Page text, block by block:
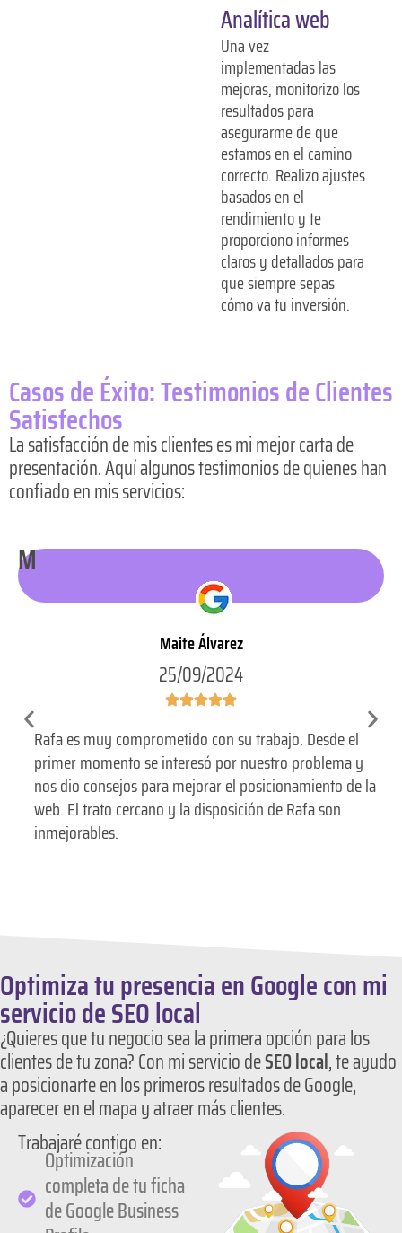
Analítica web
Una vez
implementadas las
mejoras, monitorizo los
resultados para
asegurarme de que
estamos en el camino
correcto. Realizo ajustes
basados en el
rendimiento y te
proporciono informes
claros y detallados para
que siempre sepas
cómo va tu inversión.
Casos de Éxito: Testimonios de Clientes
Satisfechos
La satisfacción de mis clientes es mi mejor carta de
presentación. Aquí algunos testimonios de quienes han
confiado en mis servicios:
M
Maite Álvarez
25/09/2024
Rafa es muy comprometido con su trabajo. Desde el
primer momento se interesó por nuestro problema y
nos dio consejos para mejorar el posicionamiento de la
web. El trato cercano y la disposición de Rafa son
inmejorables.
Optimiza tu presencia en Google con mi
servicio de SEO local
¿Quieres que tu negocio sea la primera opción para los
clientes de tu zona? Con mi servicio deSEO local, te ayudo
a posicionarte en los primeros resultados de Google,
aparecer en el mapa y atraer más clientes.
Trabajaré contigo en:
Optimización
completa de tu ficha
de Google Business